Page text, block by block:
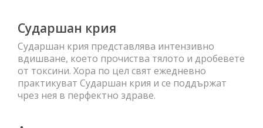
Сударшан крия
Сударшан крия представлява интензивно
вдишване, което прочиства тялото и дробевете
от токсини. Хора по цел свят ежедневно
практикуват Сударшан крия и се поддържат
чрез нея в перфектно здраве.